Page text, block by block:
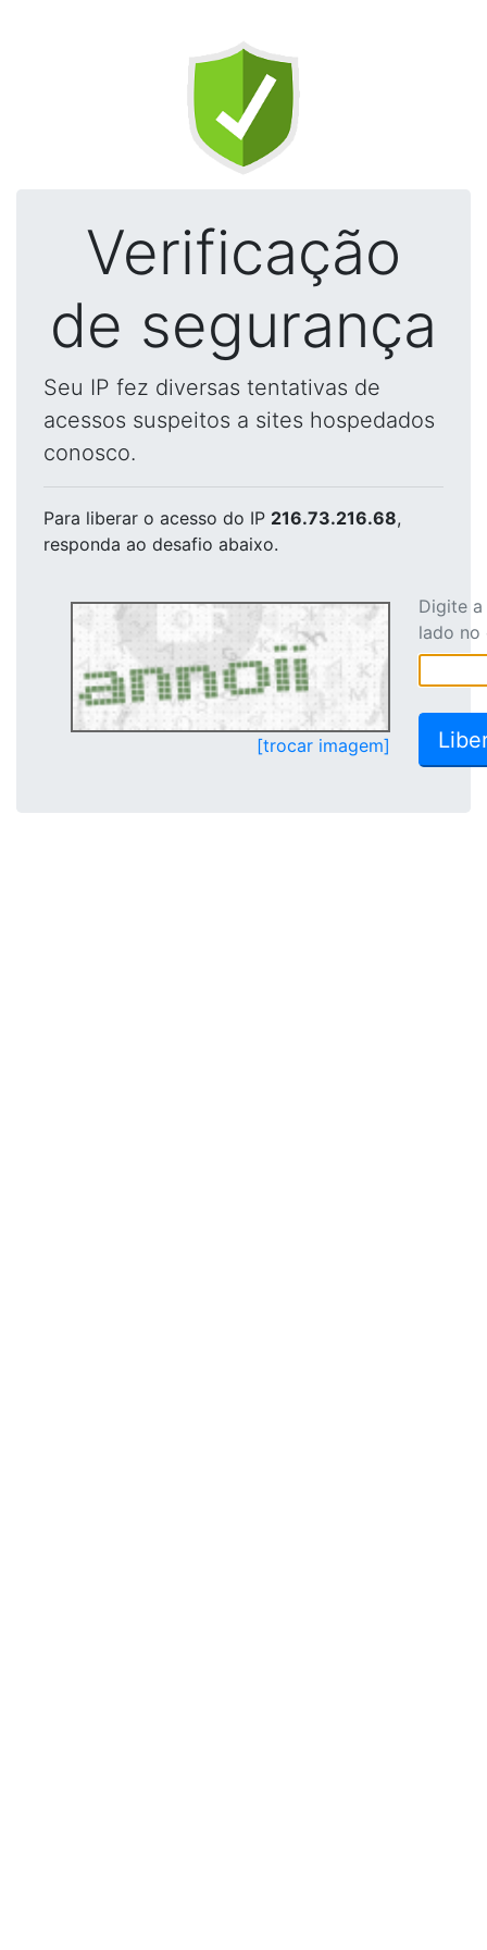
Verificação
de segurança
Seu IP fez diversas tentativas de
acessos suspeitos a sites hospedados
conosco.
Para liberar o acesso do IP 216.73.216.68,
responda ao desafio abaixo.
[trocar imagem]
Digite
lado no